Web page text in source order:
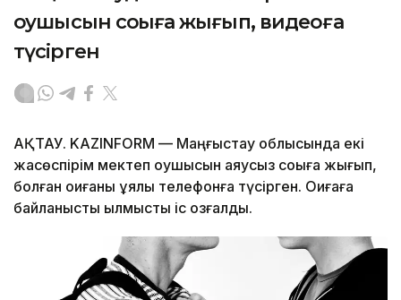
оқушысын соққыға жығып, видеоға
түсірген
АҚТАУ. KAZINFORM — Маңғыстау облысында екі
жасөспірім мектеп оқушысын аяусыз соққыға жығып,
болған оқиғаны ұялы телефонға түсірген. Оқиғаға
байланысты қылмыстық іс қозғалды.